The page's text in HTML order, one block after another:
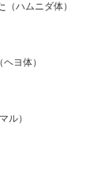
（ハムニダ体）
（ヘヨ体）
ル）